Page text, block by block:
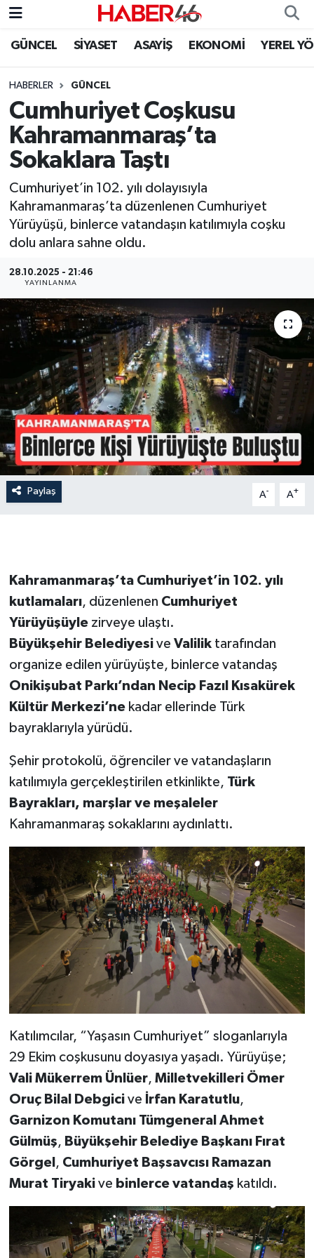
GÜNCEL SİYASET ASAYİŞ EKONOMİ YEREL
HABERLER GÜNCEL
Cumhuriyet Coşkusu
Kahramanmaraş’ta
Sokaklara Taştı
Cumhuriyet’in 102. yılı dolayısıyla
Kahramanmaraş’ta düzenlenen Cumhuriyet
Yürüyüşü, binlerce vatandaşın katılımıyla coşku
dolu anlara sahne oldu.
28.10.2025 - 21:46
YAYINLANMA
Paylaş A- A+
Kahramanmaraş’ta Cumhuriyet’in 102. yılı
kutlamaları, düzenlenen Cumhuriyet
Yürüyüşüylezirveye ulaştı.
Büyükşehir Belediyesive Valiliktarafından
organize edilen yürüyüşte, binlerce vatandaş
Onikişubat Parkı’ndan Necip Fazıl Kısakürek
Kültür Merkezi’nekadar ellerinde Türk
bayraklarıyla yürüdü.
Şehir protokolü, öğrenciler ve vatandaşların
katılımıyla gerçekleştirilen etkinlikte, Türk
Bayrakları, marşlar ve meşaleler
Kahramanmaraş sokaklarını aydınlattı.
Katılımcılar, “Yaşasın Cumhuriyet” sloganlarıyla
29 Ekim coşkusunu doyasıya yaşadı. Yürüyüşe;
Vali Mükerrem Ünlüer, Milletvekilleri Ömer
Oruç Bilal Debgicive İrfan Karatutlu,
Garnizon Komutanı Tümgeneral Ahmet
Gülmüş, Büyükşehir Belediye Başkanı Fırat
Görgel , Cumhuriyet Başsavcısı Ramazan
Murat Tiryakive binlerce vatandaş katıldı.
GÜNCEL
SİYASET
EKONOMİ
SPOR
YAŞAM
TEKNOLOJİ
SAĞLIK
EĞİTİM
İLÇE HABERLERİ
KÜLTÜR-SANAT
KSÜ
DÜNYA
ROPORTAJ
YEREL YÖNETİM
MEDYA
SEÇİM 2011
BİLİMNET
Yemek
SİVİL TOPLUM
KİM KİMDİR
ÇEK GÖNDER
KİTAP
HEDEF2020
MİZAH
TARİH
Genel
Politika
BÖLGEDEN
Nöbetçi Eczaneler
Hava Durumu
Kahramanmaraş Namaz Vakitleri
Trafik Durumu
Süper Lig Puan Durumu ve Fikstür
Tüm Manşetler
Son Dakika Haberleri
Haber Arşivi